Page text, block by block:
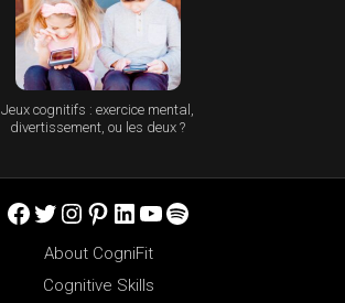
Jeux cognitifs : exercice mental,
divertissement, ou les deux ?
Facebook
Twitter
Instagram
Pinterest
LinkedIn
YouTube
Spotify
About CogniFit
Cognitive Skills